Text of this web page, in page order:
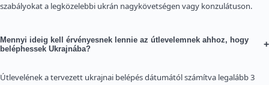
szabályokat a legközelebbi ukrán nagykövetségen vagy konzulátuson.
Mennyi ideig kell érvényesnek lennie az útlevelemnek ahhoz, hogy
beléphessek Ukrajnába?
+
Útlevelének a tervezett ukrajnai belépés dátumától számítva legalább 3